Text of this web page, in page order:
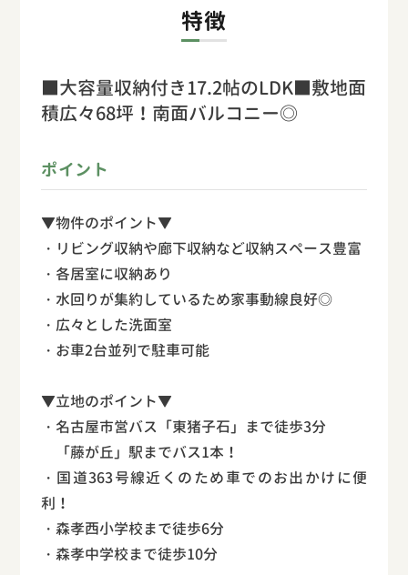
特徴
■大容量収納付き17.2帖のLDK■敷地面
積広々68坪！南面バルコニー◎
ポイント
▼物件のポイント▼
・リビング収納や廊下収納など収納スペース豊富
・各居室に収納あり
・水回りが集約しているため家事動線良好◎
・広々とした洗面室
・お車2台並列で駐車可能
▼立地のポイント▼
・名古屋市営バス「東猪子石」まで徒歩3分
「藤が丘」駅までバス1本！
・国道363号線近くのため車でのお出かけに便
利！
・森孝西小学校まで徒歩6分
・森孝中学校まで徒歩10分